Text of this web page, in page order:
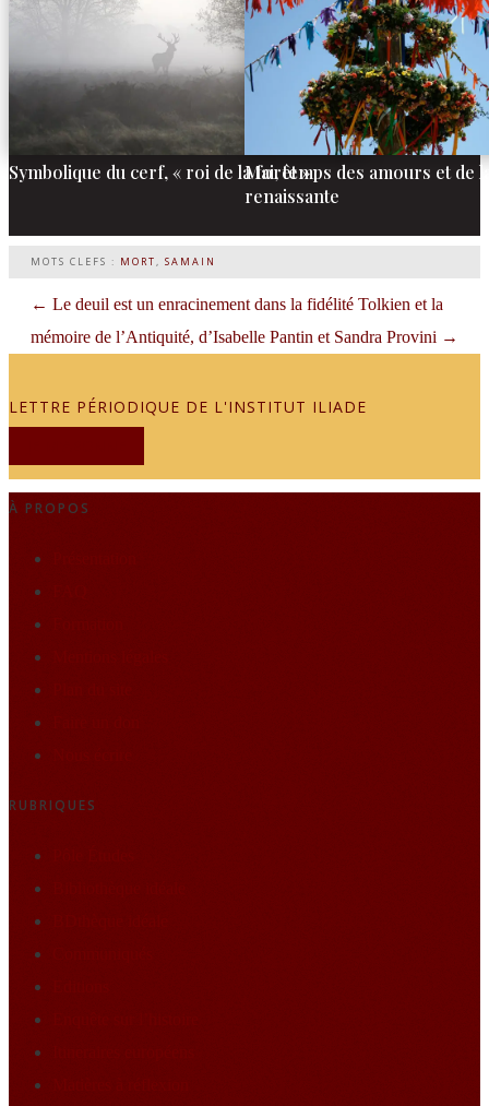
Symbolique du cerf, « roi de la forêt »Mai, temps des amours et de
renaissante
MOTS CLEFS : MORT, SAMAIN
← Le deuil est un enracinement dans la fidélité Tolkien et la
mémoire de l’Antiquité, d’Isabelle Pantin et Sandra Provini →
LETTRE PÉRIODIQUE DE L'INSTITUT ILIADE
À PROPOS
RUBRIQUES